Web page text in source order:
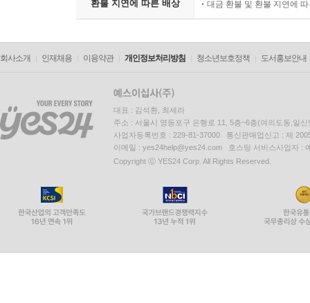
환불 지연에 따른 배상 대금 환불 및 환불 지연에
회사소개 인재채용 이용약관 개인정보처리방침 청소년보호정책 도서홍보안내
대표 : 김석환, 최세라
주소 : 서울시 영등포구 은행로 11, 5층~6층(여의도동,일신
사업자등록번호 : 229-81-37000 통신판매업신고 : 제
이메일 : yes24help@yes24.com 호스팅 서비스사업자 :
Copyright ⓒ YES24 Corp. All Rights Reserved.